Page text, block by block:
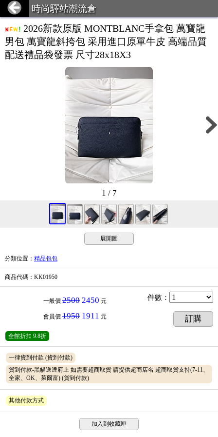
時尚驛站潮流倉
2026新款原版 MONTBLANC手拿包 萬寶龍
男包 萬寶龍斜挎包 采用進口原單牛皮 高端品質
配送禮品袋發票 尺寸28x18X3
1 / 7
展開圖
分類位置 ： 精品包包
商品代碼 ：KK01950
一般價 2500 2450 元
會員價 1950 1911 元
件數 ：
訂購
全館折扣 9.8折
一律貨到付款 (貨到付款)
貨到付款-黑貓送達府上 如需要超商取貨 請提供超商店名 超商取貨支持(7-11、
全家、OK、萊爾富) (貨到付款)
其他付款方式
加入到收藏匣